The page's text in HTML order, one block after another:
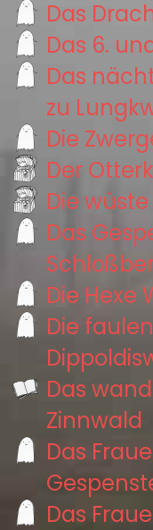
Das
Das 6.
Das
zu
Die
Der
Die
Das
Die Hexe
Die
Das
Zinnwald
Das
Das